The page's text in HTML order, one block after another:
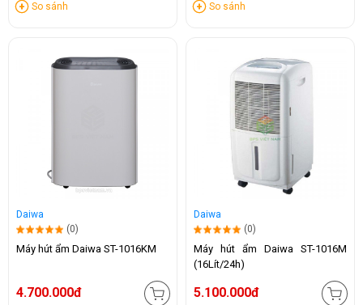
So sánh So sánh
Daiwa
(0)
Máy hút ẩm Daiwa ST-1016KM
4.700.000đ
Daiwa
(0)
Máy hút ẩm Daiwa ST-1016M
(16Lít/24h)
5.100.000đ